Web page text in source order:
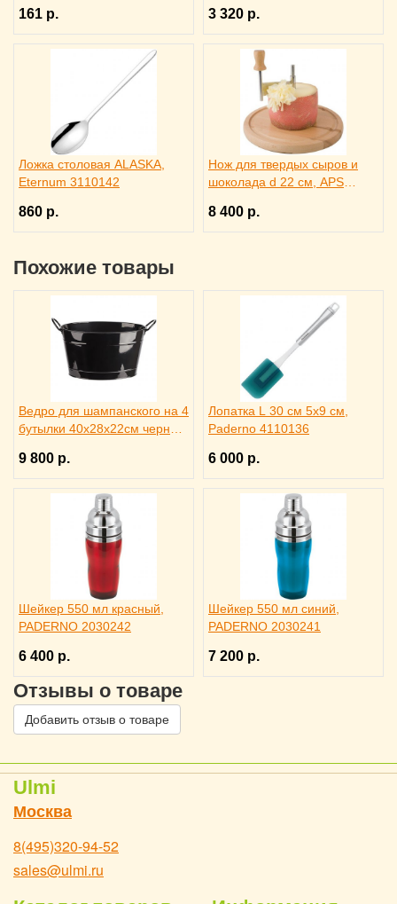
161 р. 3 320 р.
Ложка столовая ALASKA,
Eternum 3110142
860 р.
Нож для твердых сыров и
шоколада d 22 см, APS
8 400 р.
Похожие товары
Ведро для шампанского на 4
бутылки 40х28х22см черное,
9 800 р.
Лопатка L 30 см 5х9 см,
Paderno 4110136
6 000 р.
Шейкер 550 мл красный,
PADERNO 2030242
6 400 р.
Шейкер 550 мл синий,
PADERNO 2030241
7 200 р.
Отзывы о товаре
Добавить отзыв о товаре
Ulmi
Москва
8(495)320-94-52
sales@ulmi.ru